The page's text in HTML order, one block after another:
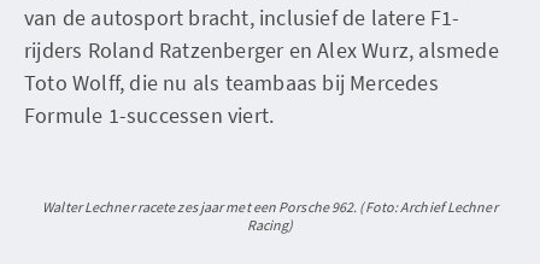
van de autosport bracht, inclusief de latere F1-
rijders Roland Ratzenberger en Alex Wurz, alsmede
Toto Wolff, die nu als teambaas bij Mercedes
Formule 1-successen viert.
Walter Lechner racete zes jaar met een Porsche 962. (Foto: Archief Lechner
Racing)